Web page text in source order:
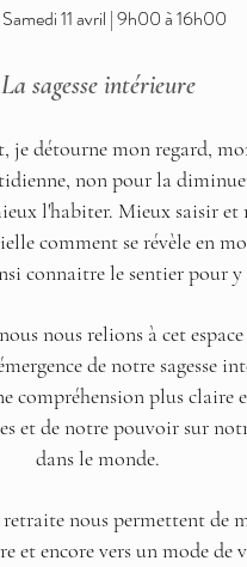
Samedi 11 avril | 9h00 à 16h00
La sagesse intérieure
je détourne mon regard,
non pour la
l'habiter. Mieux saisir et
comment se révèle en
connaitre le sentier pour y
nous relions à cet
de notre sagesse
compréhension plus claire
et de notre pouvoir sur
dans le monde.
retraite nous permettent de
et encore vers un mode de